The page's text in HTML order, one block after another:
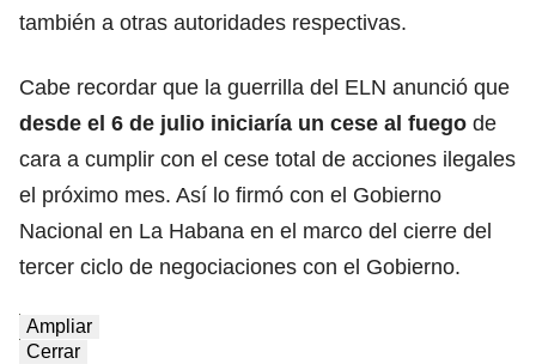
también a otras autoridades respectivas.
Cabe recordar que la guerrilla del ELN anunció que
desde el 6 de julio iniciaría un cese al fuego de
cara a cumplir con el cese total de acciones ilegales
el próximo mes. Así lo firmó con el Gobierno
Nacional en La Habana en el marco del cierre del
tercer ciclo de negociaciones con el Gobierno.
Ampliar
Cerrar